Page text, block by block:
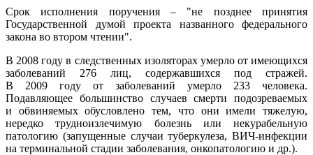
Срок исполнения поручения – "не позднее принятия
Государственной думой проекта названного федерального
закона во втором чтении".
В 2008 году в следственных изоляторах умерло от имеющихся
заболеваний 276 лиц, содержавшихся под стражей.
В 2009 году от заболеваний умерло 233 человека.
Подавляющее большинство случаев смерти подозреваемых
и обвиняемых обусловлено тем, что они имели тяжелую,
нередко трудноизлечимую болезнь или некурабельную
патологию (запущенные случаи туберкулеза, ВИЧ-инфекции
на терминальной стадии заболевания, онкопатологию и др.).